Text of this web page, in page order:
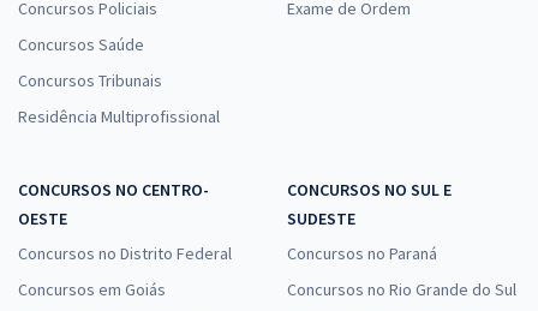
Concursos Policiais
Concursos Saúde
Concursos Tribunais
Residência Multiprofissional
Exame de Ordem
CONCURSOS NO CENTRO-
OESTE
Concursos no Distrito Federal
Concursos em Goiás
CONCURSOS NO SUL E
SUDESTE
Concursos no Paraná
Concursos no Rio Grande do Sul